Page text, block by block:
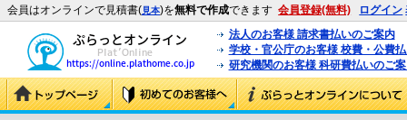
会員はオンラインで見積書(見本)を無料で作成できます 会員登録(無料) ログイン
法人のお客様 請求書払いのご案内
学校・官公庁のお客様 校費・公費
研究機関のお客様 科研費払いのご